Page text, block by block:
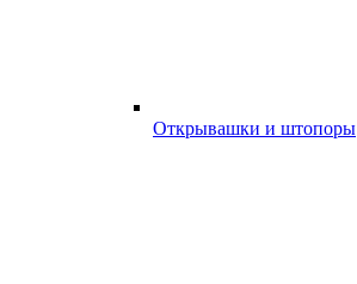
Открывашки и штопоры